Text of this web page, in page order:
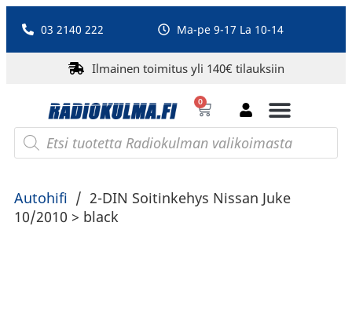
03 2140 222 Ma-pe 9-17 La 10-14
Ilmainen toimitus yli 140€ tilauksiin
0
Autohifi / 2-DIN Soitinkehys Nissan Juke
10/2010 > black